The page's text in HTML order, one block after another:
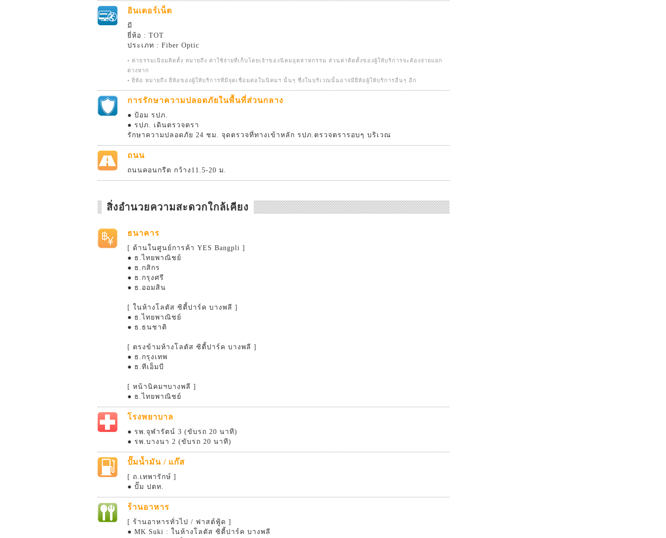
อินเตอร์เน็ต
มี
ยี่ห้อ : TOT
ประเภท : Fiber Optic
• ค่าธรรมเนียมติดตั้ง หมายถึง ค่าใช้จ่ายที่เก็บโดยเจ้าของนิคมอุตสาหกรรม ส่วนค่าติดตั้งของผู้ให้บริการจะต้องจ่ายแยก
ต่างหาก
• ยี่ห้อ หมายถึง ยี่ห้อของผู้ให้บริการที่มีจุดเชื่อมต่อในนิคมฯ นั้นๆ ซึ่งในบริเวณนั้นอาจมียี่ห้อผู้ให้บริการอื่นๆ อีก
การรักษาความปลอดภัยในพื้นที่ส่วนกลาง
● ป้อม รปภ.
● รปภ. เดินตรวจตรา
รักษาความปลอดภัย 24 ชม. จุดตรวจที่ทางเข้าหลัก รปภ.ตรวจตรารอบๆ บริเวณ
ถนน
ถนนคอนกรีต กว้าง11.5-20 ม.
สิ่งอำนวยความสะดวกใกล้เคียง
ธนาคาร
[ ด้านในศูนย์การค้า YES Bangpli ]
● ธ.ไทยพาณิชย์
● ธ.กสิกร
● ธ.กรุงศรี
● ธ.ออมสิน
[ ในห้างโลตัส ซิตี้ปาร์ค บางพลี ]
● ธ.ไทยพาณิชย์
● ธ.ธนชาติ
[ ตรงข้ามห้างโลตัส ซิตี้ปาร์ค บางพลี ]
● ธ.กรุงเทพ
● ธ.ทีเอ็มบี
[ หน้านิคมฯบางพลี ]
● ธ.ไทยพาณิชย์
โรงพยาบาล
● รพ.จุฬารัตน์ 3 (ขับรถ 20 นาที)
● รพ.บางนา 2 (ขับรถ 20 นาที)
ปั๊มน้ำมัน / แก๊ส
[ ถ.เทพารักษ์ ]
● ปั๊ม ปตท.
ร้านอาหาร
[ ร้านอาหารทั่วไป / ฟาสต์ฟู้ด ]
● MK Suki : ในห้างโลตัส ซิตี้ปาร์ค บางพลี